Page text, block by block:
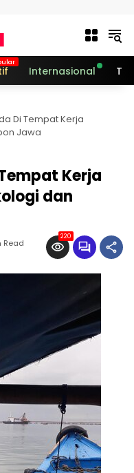
Internasional
Di Tempat Kerja
Jawa
Kerja
dan
Read
220